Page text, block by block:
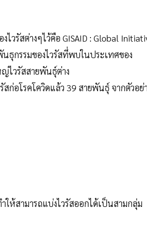
รัสต่างๆไว้คือ GISAID : Global
ธุกรรมของไวรัสที่พบในประเทศของ
ไวรัสสายพันธุ์ต่าง
ก่อโรคโควิดแล้ว 39 สายพันธุ์ จากตัวอย่
ห้สามารถแบ่งไวรัสออกได้เป็นสามกลุ่ม